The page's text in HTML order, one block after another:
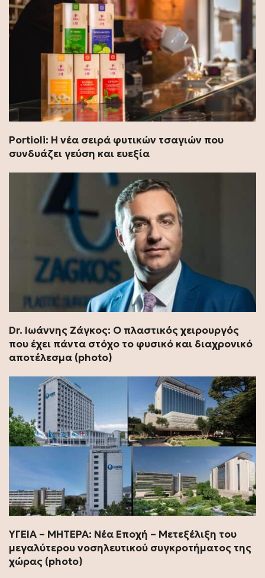
Portioli: Η νέα σειρά φυτικών τσαγιών που
συνδυάζει γεύση και ευεξία
Dr. Ιωάννης Ζάγκος: Ο πλαστικός χειρουργός
που έχει πάντα στόχο το φυσικό και διαχρονικό
αποτέλεσμα (photo)
ΥΓΕΙΑ – ΜΗΤΕΡΑ: Νέα Εποχή – Μετεξέλιξη του
μεγαλύτερου νοσηλευτικού συγκροτήματος της
χώρας (photo)